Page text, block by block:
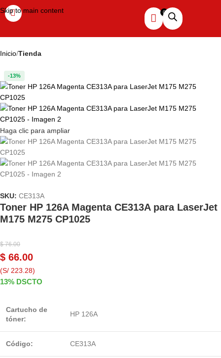
Skip to main content
Inicio Tienda
-13%
Haga clic para ampliar
SKU: CE313A
Toner HP 126A Magenta CE313A para LaserJet
M175 M275 CP1025
$76.00
$ 66.00
(S/ 223.28)
13% DSCTO
Cartucho de
tóner:
HP 126A
Código: CE313A